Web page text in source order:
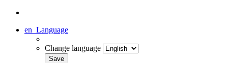
en Language
Change language